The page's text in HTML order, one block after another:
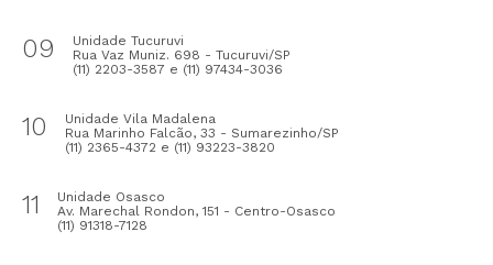
09
Unidade Tucuruvi
Rua Vaz Muniz. 698 - Tucuruvi/SP
(11) 2203-3587 e (11) 97434-3036
10
Unidade Vila Madalena
Rua Marinho Falcão, 33 - Sumarezinho/SP
(11) 2365-4372 e (11) 93223-3820
11
Unidade Osasco
Av. Marechal Rondon, 151 - Centro-Osasco
(11) 91318-7128